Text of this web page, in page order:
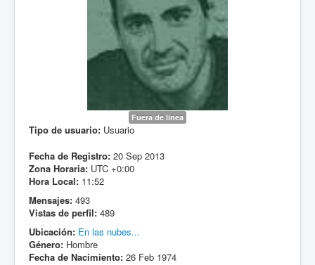
Fuera de línea
Tipo de usuario: Usuario
Fecha de Registro: 20 Sep 2013
Zona Horaria: UTC +0:00
Hora Local: 11:52
Mensajes: 493
Vistas de perfil: 489
Ubicación: En las nubes...
Género: Hombre
Fecha de Nacimiento: 26 Feb 1974